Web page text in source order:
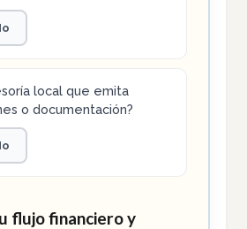
local que emita
o documentación?
flujo financiero y